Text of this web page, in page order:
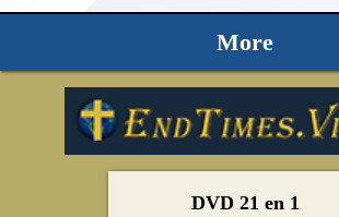
More
DVD 21 en 1